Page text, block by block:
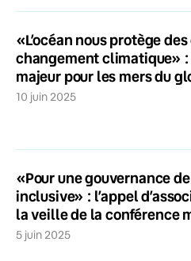
«L’océan nous protège
changement climatique»
majeur pour les mers du
10 juin 2025
«Pour une gouvernance
inclusive» : l’appel
la veille de la conférence
5 juin 2025